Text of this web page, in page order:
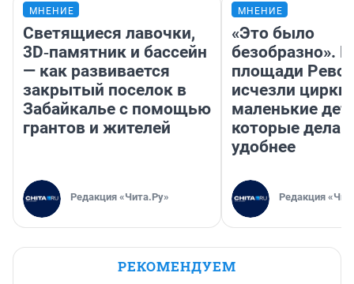
МНЕНИЕ
Светящиеся лавочки,
3D‑памятник и бассейн
— как развивается
закрытый поселок в
Забайкалье с помощью
грантов и жителей
Редакция «Чита.Ру»
МНЕНИЕ
«Это было
безобразно».
площади
исчезли цирки
маленькие
которые
удобнее
Редакция
РЕКОМЕНДУЕМ